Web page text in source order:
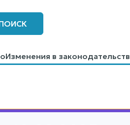
Изменения в